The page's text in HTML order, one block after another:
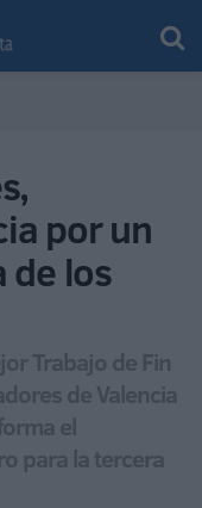
por un
de los
Trabajo de Fin
de Valencia
el
para la tercera